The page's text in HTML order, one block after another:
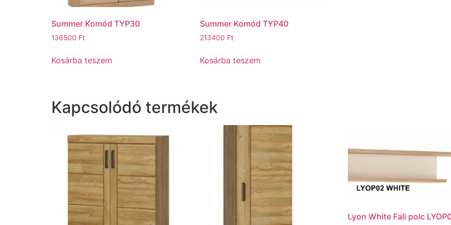
Summer Komód TYP30
136500 Ft
Kosárba teszem
Summer Komód TYP40
213400 Ft
Kosárba teszem
Kapcsolódó termékek
Lyon White Fali polc